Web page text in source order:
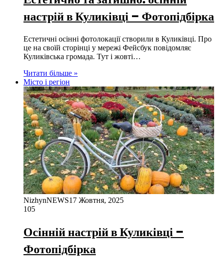
настрій в Куликівці – Фотопідбірка
Естетичні осінні фотолокації створили в Куликівці. Про
це на своїй сторінці у мережі Фейсбук повідомляє
Куликівська громада. Тут і жовті…
Читати більше »
Місто і регіон
NizhynNEWS17 Жовтня, 2025
105
Осінній настрій в Куликівці –
Фотопідбірка